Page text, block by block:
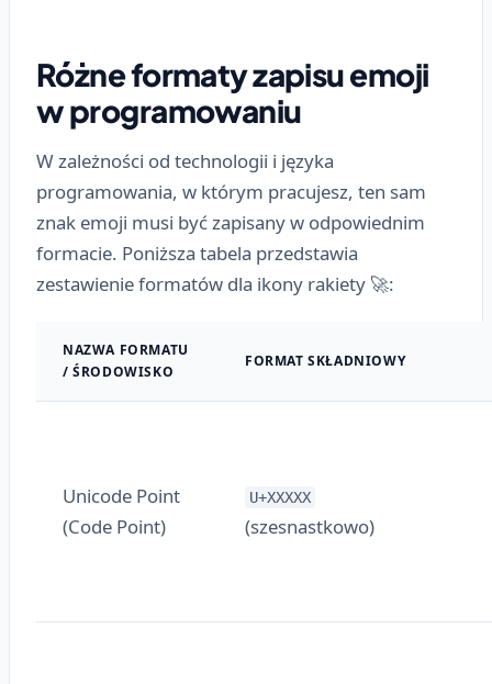
Różne formaty zapisu emoji
w programowaniu
W zależności od technologii i języka
programowania, w którym pracujesz, ten sam
znak emoji musi być zapisany w odpowiednim
formacie. Poniższa tabela przedstawia
zestawienie formatów dla ikony rakiety 🚀:
NAZWA FORMATU
/ ŚRODOWISKO
FORMAT SKŁADNIOWY
Unicode Point
(Code Point)
U+XXXXX
(szesnastkowo)